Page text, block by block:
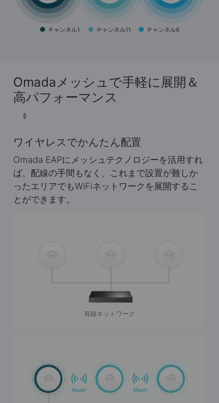
チャンネル1 チャンネル11 チャンネル6
Omadaメッシュで手軽に展開＆
高パフォーマンス
§
ワイヤレスでかんたん配置
Omada EAPにメッシュテクノロジーを活用すれ
ば、配線の手間もなく、これまで設置が難しか
ったエリアでもWiFiネットワークを展開するこ
とができます。
有線ネットワーク